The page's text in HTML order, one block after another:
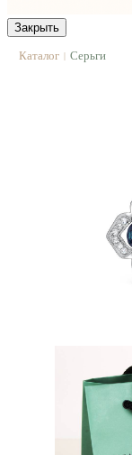
Закрыть
Каталог | Серьги